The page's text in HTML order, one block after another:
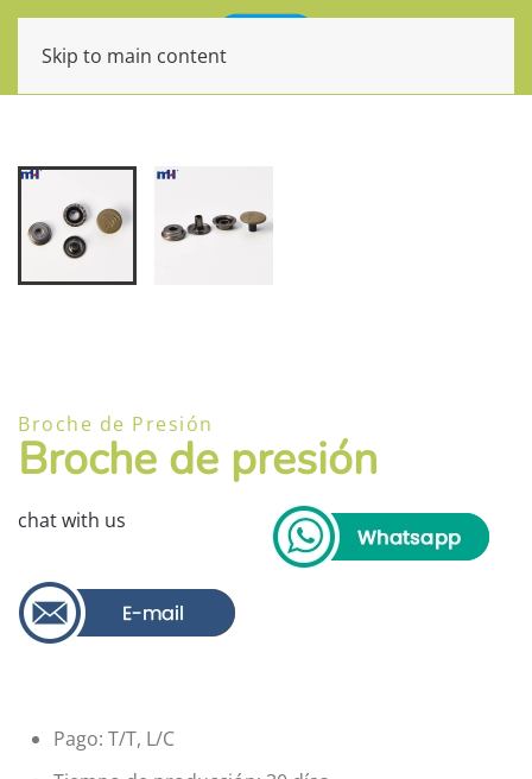
Skip to main content
Broche de Presión
Broche de presión
chat with us
Pago: T/T, L/C